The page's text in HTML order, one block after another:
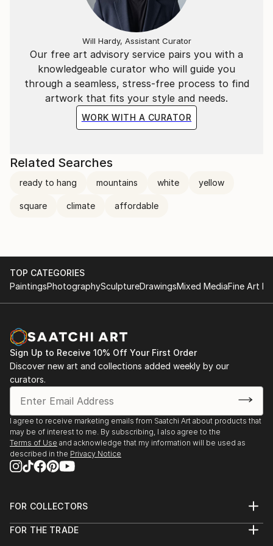
indiens d'Amerique du Nord en 1993.je n'ai jamais
Our free art advisory service pairs you with a
knowledgeable curator who will guide you
through a seamless, stress-free process to find
artwork that fits your style and needs.
WORK WITH A CURATOR
Will Hardy, Assistant Curator
Related Searches
ready to hang mountains white yellow
square climate affordable
TOP CATEGORIES
PaintingsPhotographySculptureDrawingsMixed MediaFine Art
Sign Up to Receive 10% Off Your First Order
Discover new art and collections added weekly by our
curators.
I agree to receive marketing emails from Saatchi Art about products that
may be of interest to me. By subscribing, I also agree to the
Terms of Use and acknowledge that my information will be used as
described in the Privacy Notice
FOR COLLECTORS
Help Center
FOR THE TRADE